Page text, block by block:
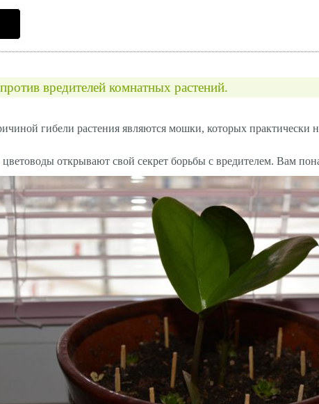
вредителей комнатных растений.
гибели растения являются мошки, которых практически
открывают свой секрет борьбы с вредителем. Вам